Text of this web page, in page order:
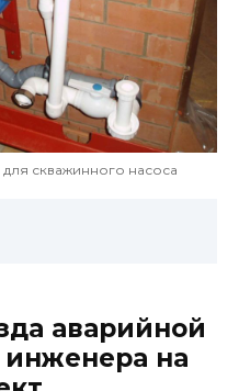
скважинного насоса
аварийной
на